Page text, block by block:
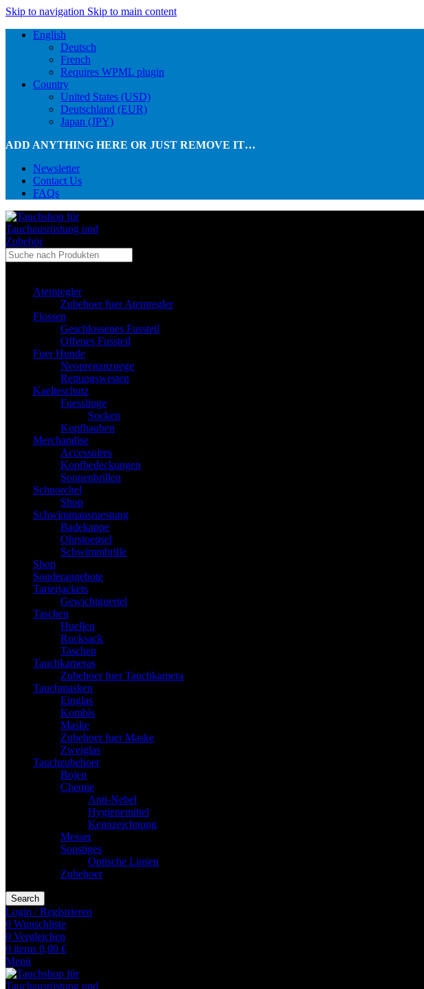
Skip to navigation Skip to main content
English
Deutsch
French
Requires WPML plugin
Country
United States (USD)
Deutschland (EUR)
Japan (JPY)
ADD ANYTHING HERE OR JUST REMOVE IT…
Newsletter
Contact Us
FAQs
Atemregler
Zubehoer fuer Atemregler
Flossen
Geschlossenes Fussteil
Offenes Fussteil
Fuer Hunde
Neoprenanzuege
Rettungswesten
Kaelteschutz
Fuesslinge
Socken
Kopfhauben
Merchandise
Accessoires
Kopfbedeckungen
Sonnenbrillen
Schnorchel
Shop
Schwimmausruestung
Badekappe
Ohrstoepsel
Schwimmbrille
Shop
Sonderangebote
Tarierjackets
Gewichtguertel
Taschen
Huellen
Rucksack
Taschen
Tauchkameras
Zubehoer fuer Tauchkamera
Tauchmasken
Einglas
Kombis
Maske
Zubehoer fuer Maske
Zweiglas
Tauchzubehoer
Bojen
Chemie
Anti-Nebel
Hygienemittel
Kennzeichnung
Messer
Sonstiges
Optische Linsen
Zubehoer
Search
Login / Registrieren
0 Wunschliste
0 Vergleichen
0 items 0,00 €
Menü